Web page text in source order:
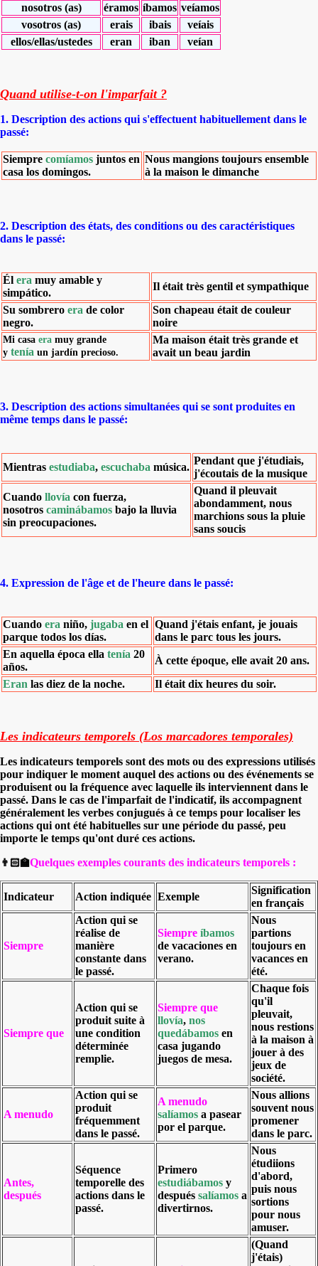
nosotros (as)
éramos íbamos veíamos
vosotros (as)
erais ibais
veíais
ellos/ellas/ustedes
eran iban veían
Quand utilise-t-on l'imparfait ?
1. Description des actions qui s'effectuent habituellement dans le
passé:
Siempre comíamos juntos en
casa los domingos.
Nous mangions toujours ensemble
à la maison le dimanche
2. Description des états, des conditions ou des caractéristiques
dans le passé:
Él era muy amable y
simpático.
Il était très gentil et sympathique
Su sombrero era de color
negro.
Son chapeau était de couleur
noire
Mi casa era muy grande
y tenía un jardín precioso.
Ma maison était très grande et
avait un beau jardin
3. Description des actions simultanées qui se sont produites en
même temps dans le passé:
Mientras estudiaba, escuchaba música.
Pendant que j'étudiais,
j'écoutais de la musique
Cuando llovía con fuerza,
nosotros caminábamos bajo la lluvia
sin preocupaciones.
Quand il pleuvait
abondamment, nous
marchions sous la pluie
sans soucis
4. Expression de l'âge et de l'heure dans le passé:
Cuando era niño, jugaba en el
parque todos los días.
Quand j'étais enfant, je jouais
dans le parc tous les jours.
En aquella época ella tenía 20
años.
À cette époque, elle avait 20 ans.
Eran las diez de la noche. Il était dix heures du soir.
Les indicateurs temporels (Los marcadores temporales)
Les indicateurs temporels sont des mots ou des expressions utilisés
pour indiquer le moment auquel des actions ou des événements se
produisent ou la fréquence avec laquelle ils interviennent dans le
passé. Dans le cas de l'imparfait de l'indicatif, ils accompagnent
généralement les verbes conjugués à ce temps pour localiser les
actions qui ont été habituelles sur une période du passé, peu
importe le temps qu'ont duré ces actions.
👨🏻‍🏫Quelques exemples courants des indicateurs temporels :
Indicateur Action indiquée Exemple
Signification
en français
Siempre
Action qui se
réalise de
manière
constante dans
le passé.
Siempre íbamos
de vacaciones en
verano.
Nous
partions
toujours en
vacances en
été.
Siempre que
Action qui se
produit suite à
une condition
déterminée
remplie.
Siempre que
llovía, nos
quedábamos en
casa jugando
juegos de mesa.
Chaque fois
qu'il
pleuvait,
nous restions
à la maison à
jouer à des
jeux de
société.
A menudo
Action qui se
produit
fréquemment
dans le passé.
A menudo
salíamos a pasear
por el parque.
Nous allions
souvent nous
promener
dans le parc.
Antes,
después
Séquence
temporelle des
actions dans le
passé.
Primero
estudiábamos y
después salíamos a
divertirnos.
Nous
étudiions
d'abord,
puis nous
sortions
pour nous
amuser.
(Quand
j'étais)